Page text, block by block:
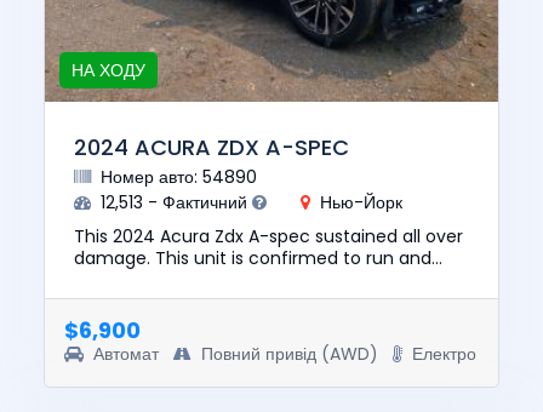
НА ХОДУ
2024 ACURA ZDX A-SPEC
Номер авто: 54890
12,513 - Фактичний
Нью-Йорк
This 2024 Acura Zdx A-spec sustained all over
damage. This unit is confirmed to run and
was $43006. This ve...
$6,900
Автомат Повний привід (AWD) Електро